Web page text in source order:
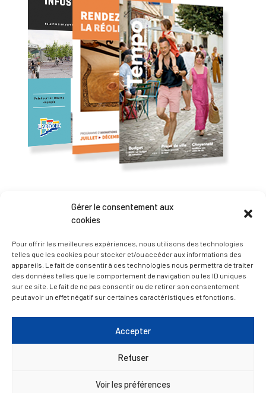
Gérer le consentement aux
cookies
Pour offrir les meilleures expériences, nous utilisons des technologies
telles que les cookies pour stocker et/ou accéder aux informations des
appareils. Le fait de consentir à ces technologies nous permettra de traiter
des données telles que le comportement de navigation ou les ID uniques
sur ce site. Le fait de ne pas consentir ou de retirer son consentement
peut avoir un effet négatif sur certaines caractéristiques et fonctions.
Accepter
Refuser
Voir les préférences
— Découvrir et visiter